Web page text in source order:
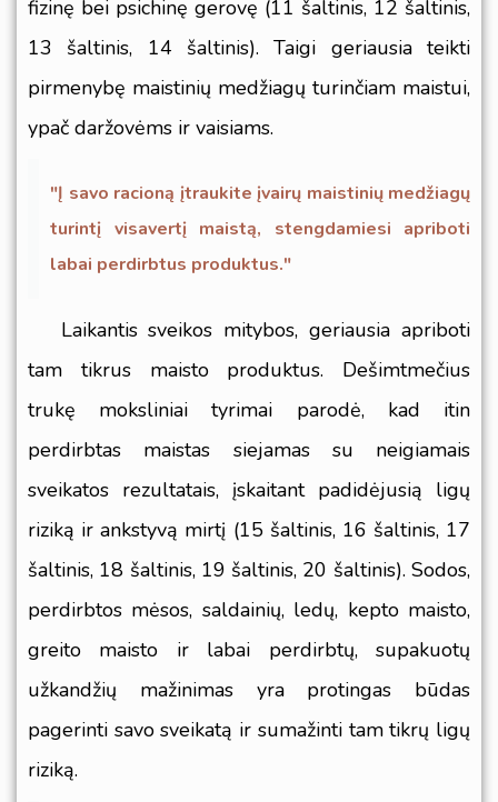
fizinę bei psichinę gerovę (11 šaltinis, 12 šaltinis,
13 šaltinis, 14 šaltinis). Taigi geriausia teikti
pirmenybę maistinių medžiagų turinčiam maistui,
ypač daržovėms ir vaisiams.
"Į savo racioną įtraukite įvairų maistinių medžiagų
turintį visavertį maistą, stengdamiesi apriboti
labai perdirbtus produktus."
Laikantis sveikos mitybos, geriausia apriboti
tam tikrus maisto produktus. Dešimtmečius
trukę moksliniai tyrimai parodė, kad itin
perdirbtas maistas siejamas su neigiamais
sveikatos rezultatais, įskaitant padidėjusią ligų
riziką ir ankstyvą mirtį (15 šaltinis, 16 šaltinis, 17
šaltinis, 18 šaltinis, 19 šaltinis, 20 šaltinis). Sodos,
perdirbtos mėsos, saldainių, ledų, kepto maisto,
greito maisto ir labai perdirbtų, supakuotų
užkandžių mažinimas yra protingas būdas
pagerinti savo sveikatą ir sumažinti tam tikrų ligų
riziką.